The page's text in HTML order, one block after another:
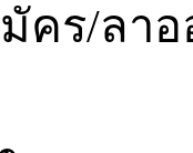
คร/ลา